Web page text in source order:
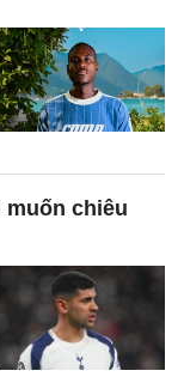
muốn chiêu